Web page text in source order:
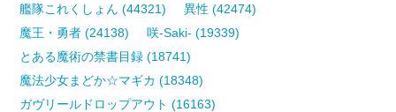
艦隊これくしょん (44321)
異性 (42474)
魔王・勇者 (24138)
咲-Saki- (19339)
とある魔術の禁書目録 (18741)
魔法少女まどか☆マギカ (18348)
ガヴリールドロップアウト (16163)